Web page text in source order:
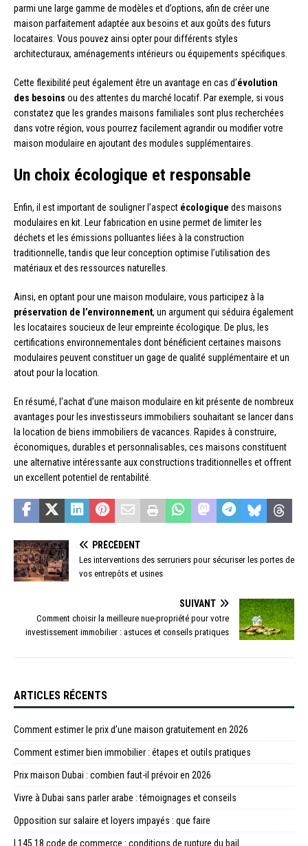
parmi une large gamme de modèles et d’options, afin de créer une
maison parfaitement adaptée aux besoins et aux goûts des futurs
locataires. Vous pouvez ainsi opter pour différents styles
architecturaux, aménagements intérieurs ou équipements spécifiques.
Cette flexibilité peut également être un avantage en cas d’évolution
des besoins ou des attentes du marché locatif. Par exemple, si vous
constatez que les grandes maisons familiales sont plus recherchées
dans votre région, vous pourrez facilement agrandir ou modifier votre
maison modulaire en ajoutant des modules supplémentaires.
Un choix écologique et responsable
Enfin, il est important de souligner l’aspect écologique des maisons
modulaires en kit. Leur fabrication en usine permet de limiter les
déchets et les émissions polluantes liées à la construction
traditionnelle, tandis que leur conception optimise l’utilisation des
matériaux et des ressources naturelles.
Ainsi, en optant pour une maison modulaire, vous participez à la
préservation de l’environnement, un argument qui séduira également
les locataires soucieux de leur empreinte écologique. De plus, les
certifications environnementales dont bénéficient certaines maisons
modulaires peuvent constituer un gage de qualité supplémentaire et un
atout pour la location.
En résumé, l’achat d’une maison modulaire en kit présente de nombreux
avantages pour les investisseurs immobiliers souhaitant se lancer dans
la location de biens immobiliers de vacances. Rapides à construire,
économiques, durables et personnalisables, ces maisons constituent
une alternative intéressante aux constructions traditionnelles et offrent
un excellent potentiel de rentabilité.
PRÉCÉDENT
Les interventions des serruriers pour sécuriser les portes de
vos entrepôts et usines
SUIVANT
Comment choisir la meilleure nue-propriété pour votre
investissement immobilier : astuces et conseils pratiques
ARTICLES RÉCENTS
Comment estimer le prix d’une maison gratuitement en 2026
Comment estimer bien immobilier : étapes et outils pratiques
Prix maison Dubai : combien faut-il prévoir en 2026
Vivre à Dubai sans parler arabe : témoignages et conseils
Opposition sur salaire et loyers impayés : que faire
L145 18 code de commerce : conditions de rupture du bail